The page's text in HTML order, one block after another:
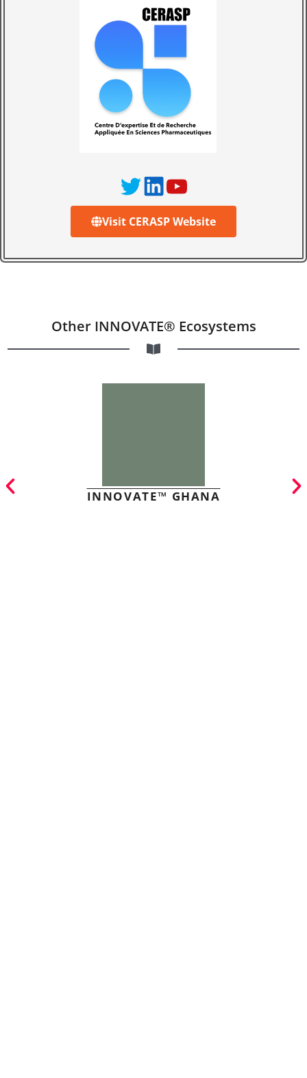
Visit CERASP Website
Other INNOVATE® Ecosystems
INNOVATE™ GHANA